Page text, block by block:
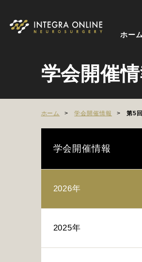
ホーム
学会開催
ホーム 学会開催情報 第5
学会開催情報
2026年
2025年